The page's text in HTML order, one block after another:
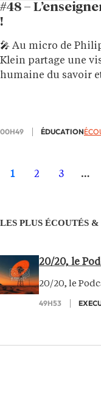
#48 –
!
🎤 Au micro de
Klein partage une
humaine du savoir
00H49 ÉDUCATION
1 2 3 …
LES PLUS ÉCOUTÉS
20/20, le
20/20, le
49H53